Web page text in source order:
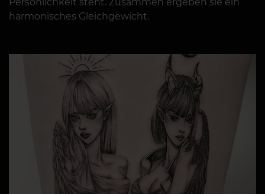
harmonisches Gleichgewicht.